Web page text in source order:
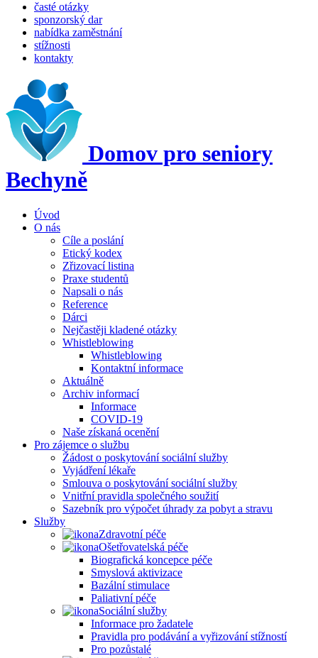
časté otázky
sponzorský dar
nabídka zaměstnání
stížnosti
kontakty
Domov pro seniory
Bechyně
Úvod
O nás
Cíle a poslání
Etický kodex
Zřizovací listina
Praxe studentů
Napsali o nás
Reference
Dárci
Nejčastěji kladené otázky
Whistleblowing
Whistleblowing
Kontaktní informace
Aktuálně
Archiv informací
Informace
COVID-19
Naše získaná ocenění
Pro zájemce o službu
Žádost o poskytování sociální služby
Vyjádření lékaře
Smlouva o poskytování sociální služby
Vnitřní pravidla společného soužití
Sazebník pro výpočet úhrady za pobyt a stravu
Služby
Zdravotní péče
Ošetřovatelská péče
Biografická koncepce péče
Smyslová aktivizace
Bazální stimulace
Paliativní péče
Sociální služby
Informace pro žadatele
Pravidla pro podávání a vyřizování stížností
Pro pozůstalé